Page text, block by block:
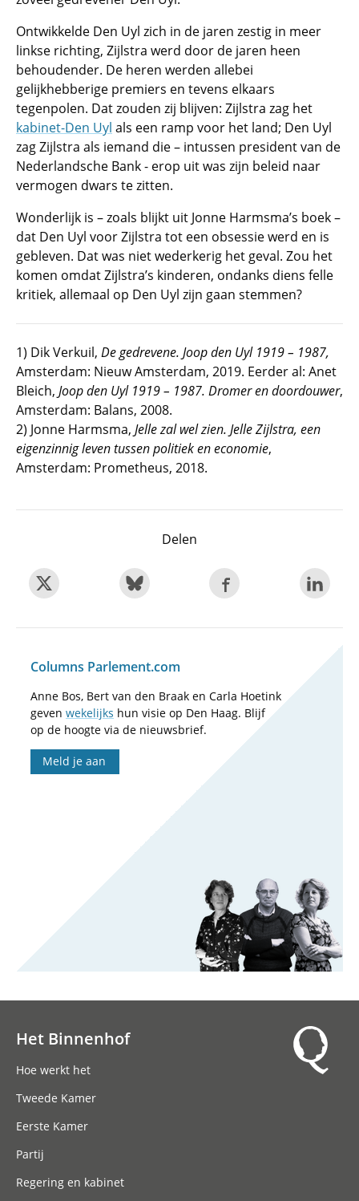
Ontwikkelde Den Uyl zich in de jaren zestig in meer
linkse richting, Zijlstra werd door de jaren heen
behoudender. De heren werden allebei
gelijkhebberige premiers en tevens elkaars
tegenpolen. Dat zouden zij blijven: Zijlstra zag het
kabinet-Den Uyl als een ramp voor het land; Den Uyl
zag Zijlstra als iemand die – intussen president van de
Nederlandsche Bank - erop uit was zijn beleid naar
vermogen dwars te zitten.
Wonderlijk is – zoals blijkt uit Jonne Harmsma’s boek –
dat Den Uyl voor Zijlstra tot een obsessie werd en is
gebleven. Dat was niet wederkerig het geval. Zou het
komen omdat Zijlstra’s kinderen, ondanks diens felle
kritiek, allemaal op Den Uyl zijn gaan stemmen?
1) Dik Verkuil, De gedrevene. Joop den Uyl 1919 – 1987,
Amsterdam: Nieuw Amsterdam, 2019. Eerder al: Anet
Bleich, Joop den Uyl 1919 – 1987. Dromer en doordouwer,
Amsterdam: Balans, 2008.
2) Jonne Harmsma, Jelle zal wel zien. Jelle Zijlstra, een
eigenzinnig leven tussen politiek en economie,
Amsterdam: Prometheus, 2018.
Delen
Columns Parlement.com
Anne Bos, Bert van den Braak en Carla Hoetink
geven wekelijks hun visie op Den Haag. Blijf
op de hoogte via de nieuwsbrief.
Meld je aan
Het Binnenhof
Hoe werkt het
Tweede Kamer
Eerste Kamer
Partij
Regering en kabinet